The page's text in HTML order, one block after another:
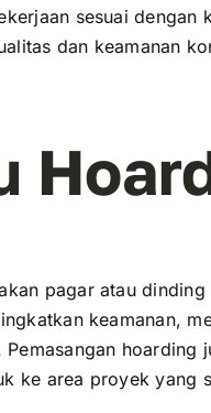
sesuai
dan keamanan
pagar atau
keamanan,
ke area proyek yang